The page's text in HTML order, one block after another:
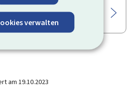
verwalten
Flugplätze und
am 19.10.2023